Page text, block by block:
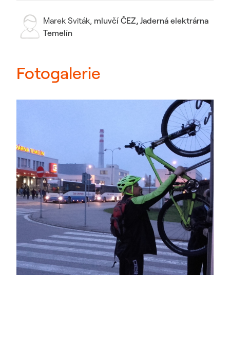
Marek Sviták, mluvčí ČEZ, Jaderná elektrárna
Temelín
Fotogalerie